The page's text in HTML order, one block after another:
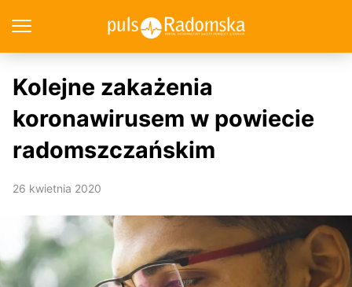
Kolejne zakażenia
koronawirusem w powiecie
radomszczańskim
26 kwietnia 2020